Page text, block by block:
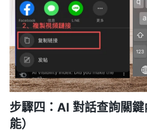
步驟四：AI 對話查詢關
能）